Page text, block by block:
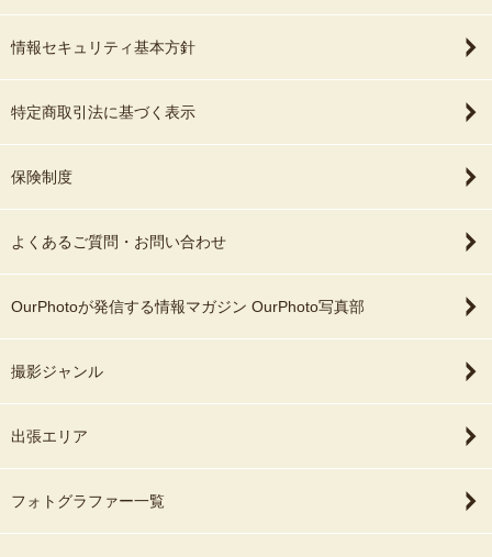
情報セキュリティ基本方針
特定商取引法に基づく表示
保険制度
よくあるご質問・お問い合わせ
OurPhotoが発信する情報マガジン OurPhoto写真部
撮影ジャンル
出張エリア
フォトグラファー一覧